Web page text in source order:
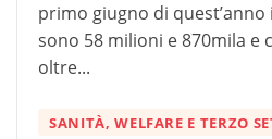
primo giugno di
sono 58 milioni e 870mila e
oltre...
SANITÀ, WELFARE E TERZO